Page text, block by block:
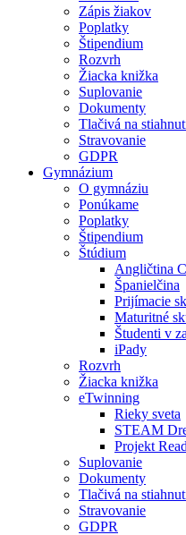
Zápis žiakov
Poplatky
Štipendium
Rozvrh
Žiacka knižka
Suplovanie
Dokumenty
Tlačivá na
Stravovanie
GDPR
Gymnázium
O gymnáziu
Ponúkame
Poplatky
Štipendium
Štúdium
Angličtina
Španielčina
Prijímacie
Maturitné
Študenti v
iPady
Rozvrh
Žiacka knižka
eTwinning
Rieky sveta
STEAM
Projekt
Suplovanie
Dokumenty
Tlačivá na
Stravovanie
GDPR